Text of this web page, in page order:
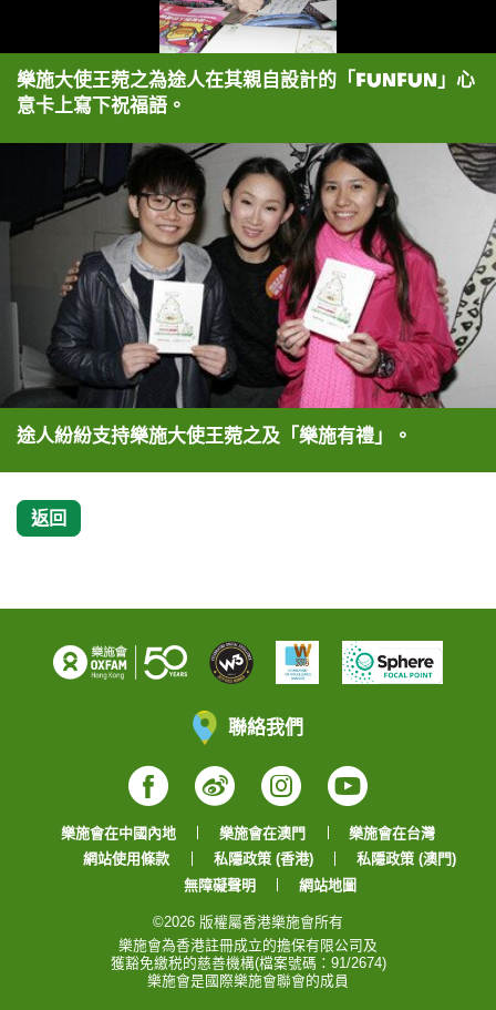
樂施大使王菀之為途人在其親自設計的「FunFun」心
意卡上寫下祝福語。
途人紛紛支持樂施大使王菀之及「樂施有禮」。
返回
聯絡我們
Facebook
WeiboInstagram
YouTube
樂施會在中國內地 樂施會在澳門
樂施會在台灣
網站使用條款
私隱政策 (香港)
私隱政策 (澳門)
無障礙聲明
網站地圖
©2026 版權屬香港樂施會所有
樂施會為香港註冊成立的擔保有限公司及
獲豁免繳税的慈善機構(檔案號碼：91/2674)
樂施會是國際樂施會聯會的成員